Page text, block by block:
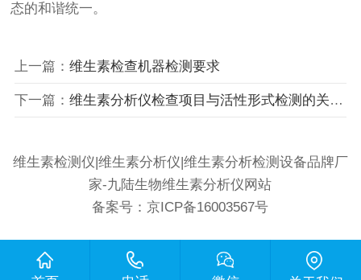
态的和谐统一。
上一篇： 维生素检查机器检测要求
下一篇： 维生素分析仪检查项目与活性形式检测的关联性
维生素检测仪|维生素分析仪|维生素分析检测设备品牌厂
家-九陆生物维生素分析仪网站
备案号： 京ICP备16003567号